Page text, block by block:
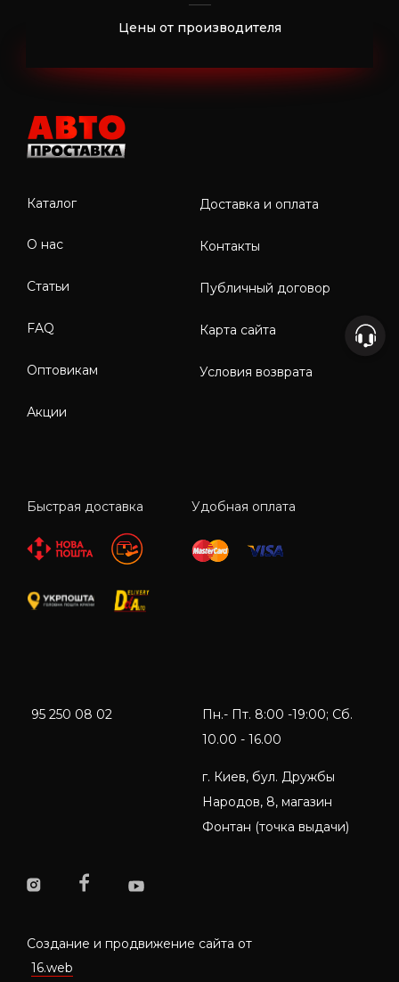
Цены от производителя
Каталог
О нас
Статьи
FAQ
Оптовикам
Акции
Доставка и оплата
Контакты
Публичный договор
Карта сайта
Условия возврата
Быстрая доставка Удобная оплата
95 250 08 02
Пн.- Пт. 8:00 -19:00; Сб.
10.00 - 16.00
г. Киев, бул. Дружбы
Народов, 8, магазин
Фонтан (точка выдачи)
Создание и продвижение сайта от
16.web